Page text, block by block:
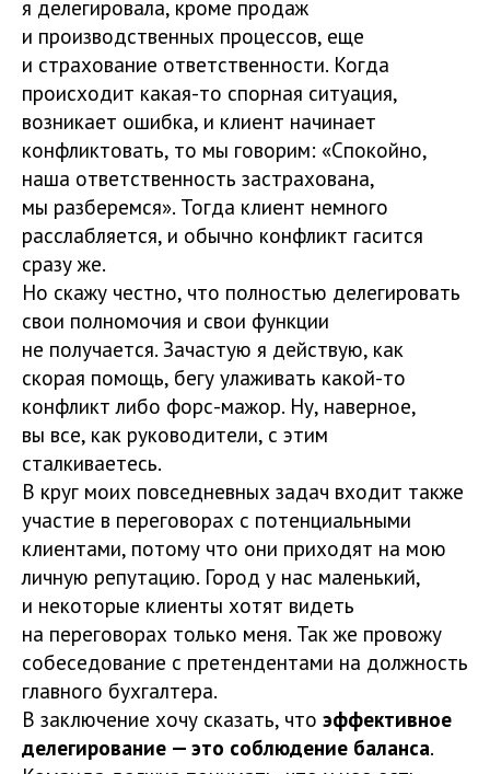
я делегировала, кроме продаж
и производственных процессов, еще
и страхование ответственности. Когда
происходит какая-то спорная ситуация,
возникает ошибка, и клиент начинает
конфликтовать, то мы говорим: «Спокойно,
наша ответственность застрахована,
мы разберемся». Тогда клиент немного
расслабляется, и обычно конфликт гасится
сразу же.
Но скажу честно, что полностью делегировать
свои полномочия и свои функции
не получается. Зачастую я действую, как
скорая помощь, бегу улаживать какой-то
конфликт либо форс-мажор. Ну, наверное,
вы все, как руководители, с этим
сталкиваетесь.
В круг моих повседневных задач входит также
участие в переговорах с потенциальными
клиентами, потому что они приходят на мою
личную репутацию. Город у нас маленький,
и некоторые клиенты хотят видеть
на переговорах только меня. Так же провожу
собеседование с претендентами на должность
главного бухгалтера.
В заключение хочу сказать, что эффективное
делегирование — это соблюдение баланса.